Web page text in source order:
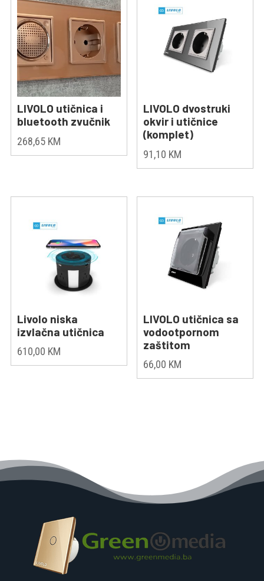
LIVOLO utičnica i
bluetooth zvučnik
268,65 KM
LIVOLO dvostruki
okvir i utičnice
(komplet)
91,10 KM
Livolo niska
izvlačna utičnica
610,00 KM
LIVOLO utičnica sa
vodootpornom
zaštitom
66,00 KM